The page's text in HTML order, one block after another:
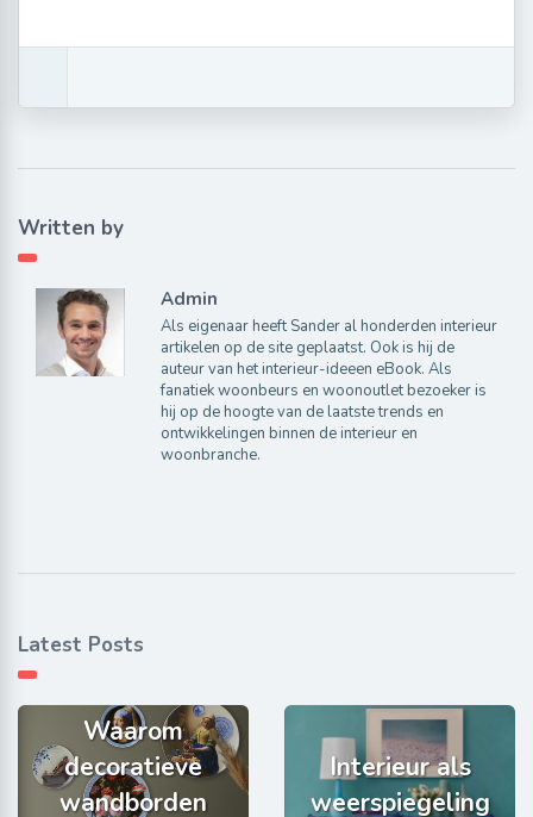
Written by
Admin
Als eigenaar heeft Sander al honderden interieur
artikelen op de site geplaatst. Ook is hij de
auteur van het interieur-ideeen eBook. Als
fanatiek woonbeurs en woonoutlet bezoeker is
hij op de hoogte van de laatste trends en
ontwikkelingen binnen de interieur en
woonbranche.
Latest Posts
Waarom
decoratieve
wandborden
Interieur als
weerspiegeling